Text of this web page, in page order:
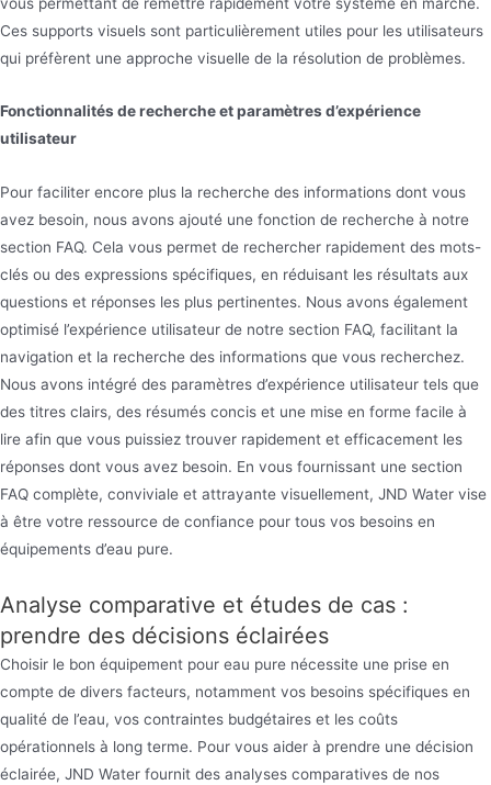
Ces supports visuels sont particulièrement utiles pour les utilisateurs
qui préfèrent une approche visuelle de la résolution de problèmes.
Fonctionnalités de recherche et paramètres d’expérience
utilisateur
Pour faciliter encore plus la recherche des informations dont vous
avez besoin, nous avons ajouté une fonction de recherche à notre
section FAQ. Cela vous permet de rechercher rapidement des mots-
clés ou des expressions spécifiques, en réduisant les résultats aux
questions et réponses les plus pertinentes. Nous avons également
optimisé l’expérience utilisateur de notre section FAQ, facilitant la
navigation et la recherche des informations que vous recherchez.
Nous avons intégré des paramètres d’expérience utilisateur tels que
des titres clairs, des résumés concis et une mise en forme facile à
lire afin que vous puissiez trouver rapidement et efficacement les
réponses dont vous avez besoin. En vous fournissant une section
FAQ complète, conviviale et attrayante visuellement, JND Water vise
à être votre ressource de confiance pour tous vos besoins en
équipements d’eau pure.
Analyse comparative et études de cas :
prendre des décisions éclairées
Choisir le bon équipement pour eau pure nécessite une prise en
compte de divers facteurs, notamment vos besoins spécifiques en
qualité de l’eau, vos contraintes budgétaires et les coûts
opérationnels à long terme. Pour vous aider à prendre une décision
éclairée, JND Water fournit des analyses comparatives de nos